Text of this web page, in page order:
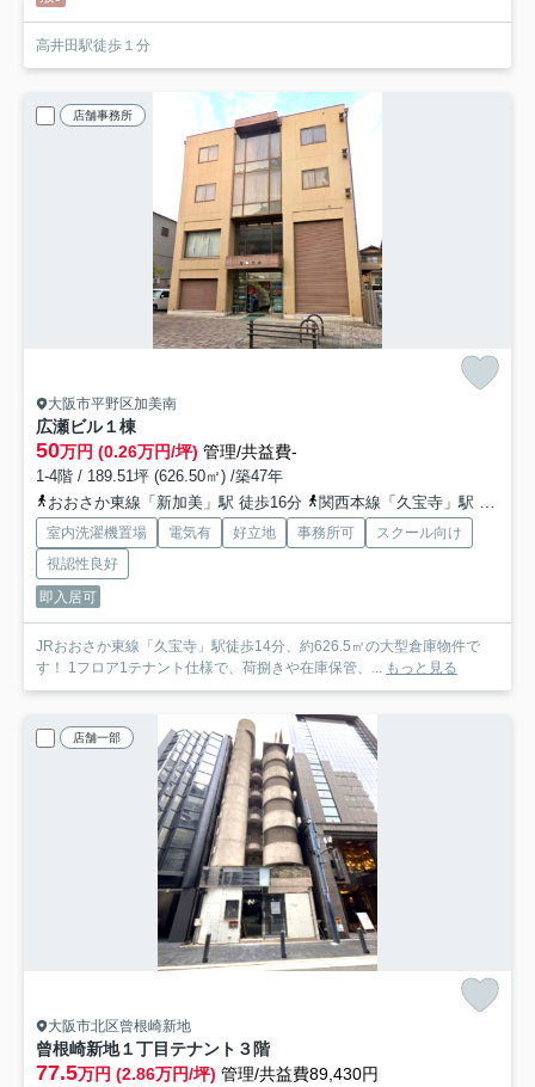
高井田駅徒歩１分
店舗事務所
大阪市平野区加美南
広瀬ビル１棟
50万円 (0.26万円/坪) 管理/共益費-
1-4階 / 189.51坪 (626.50㎡) /築47年
おおさか東線「新加美」駅 徒歩16分
関西本線「久宝寺」駅 徒歩15分
室内洗濯機置場 電気有 好立地 事務所可
スクール向け
視認性良好
即入居可
JRおおさか東線「久宝寺」駅徒歩14分、約626.5㎡の大型倉庫物件で
す！ 1フロア1テナント仕様で、荷捌きや在庫保管、... もっと見る
店舗一部
大阪市北区曾根崎新地
曾根崎新地１丁目テナント ３階
77.5万円 (2.86万円/坪) 管理/共益費89,430円